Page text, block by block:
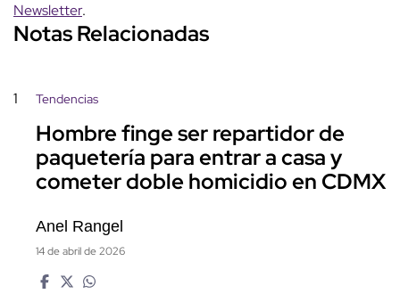
Newsletter.
Notas Relacionadas
1 Tendencias
Hombre finge ser repartidor de
paquetería para entrar a casa y
cometer doble homicidio en CDMX
Anel Rangel
14 de abril de 2026